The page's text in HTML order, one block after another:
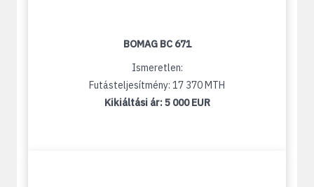
BOMAG BC 671
Ismeretlen:
Futásteljesítmény: 17 370 MTH
Kikiáltási ár:5 000 EUR